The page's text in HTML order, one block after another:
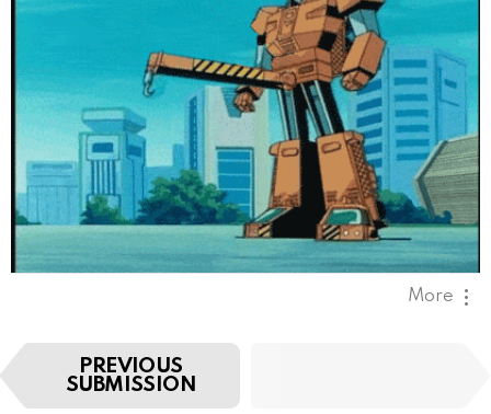
More
I
e
PREVIOUS
SUBMISSION